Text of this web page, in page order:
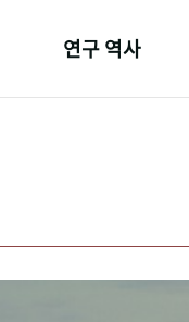
연구 역사